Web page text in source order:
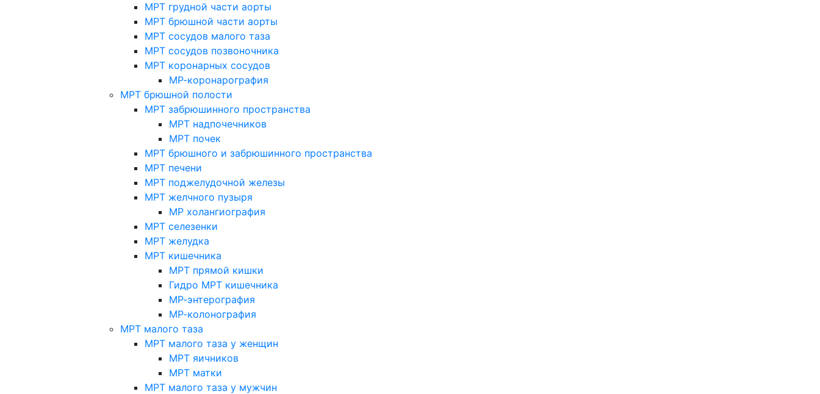
МРТ грудной части аорты
МРТ брюшной части аорты
МРТ сосудов малого таза
МРТ сосудов позвоночника
МРТ коронарных сосудов
МР-коронарография
МРТ брюшной полости
МРТ забрюшинного пространства
МРТ надпочечников
МРТ почек
МРТ брюшного и забрюшинного пространства
МРТ печени
МРТ поджелудочной железы
МРТ желчного пузыря
МР холангиография
МРТ селезенки
МРТ желудка
МРТ кишечника
МРТ прямой кишки
Гидро МРТ кишечника
МР-энтерография
МР-колонография
МРТ малого таза
МРТ малого таза у женщин
МРТ яичников
МРТ матки
МРТ малого таза у мужчин